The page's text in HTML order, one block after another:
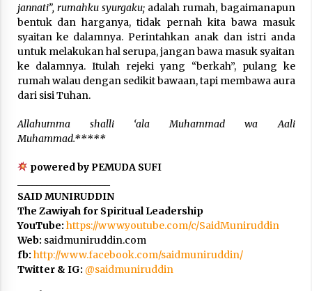
jannati”, rumahku syurgaku;adalah rumah, bagaimanapun
bentuk dan harganya, tidak pernah kita bawa masuk
syaitan ke dalamnya. Perintahkan anak dan istri anda
untuk melakukan hal serupa, jangan bawa masuk syaitan
ke dalamnya. Itulah rejeki yang “berkah”, pulang ke
rumah walau dengan sedikit bawaan, tapi membawa aura
dari sisi Tuhan.
Allahumma shalli ‘ala Muhammad wa Aali
Muhammad.*****
powered by PEMUDA SUFI
SAID MUNIRUDDIN
The Zawiyah for Spiritual Leadership
YouTube: https://www.youtube.com/c/SaidMuniruddin
Web: saidmuniruddin.com
fb: http://www.facebook.com/saidmuniruddin/
Twitter & IG: @saidmuniruddin